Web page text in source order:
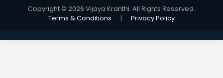
Copyright © 2026 Vijaya Kranthi. All Rights Reserved.
Terms & Conditions
| Privacy Policy